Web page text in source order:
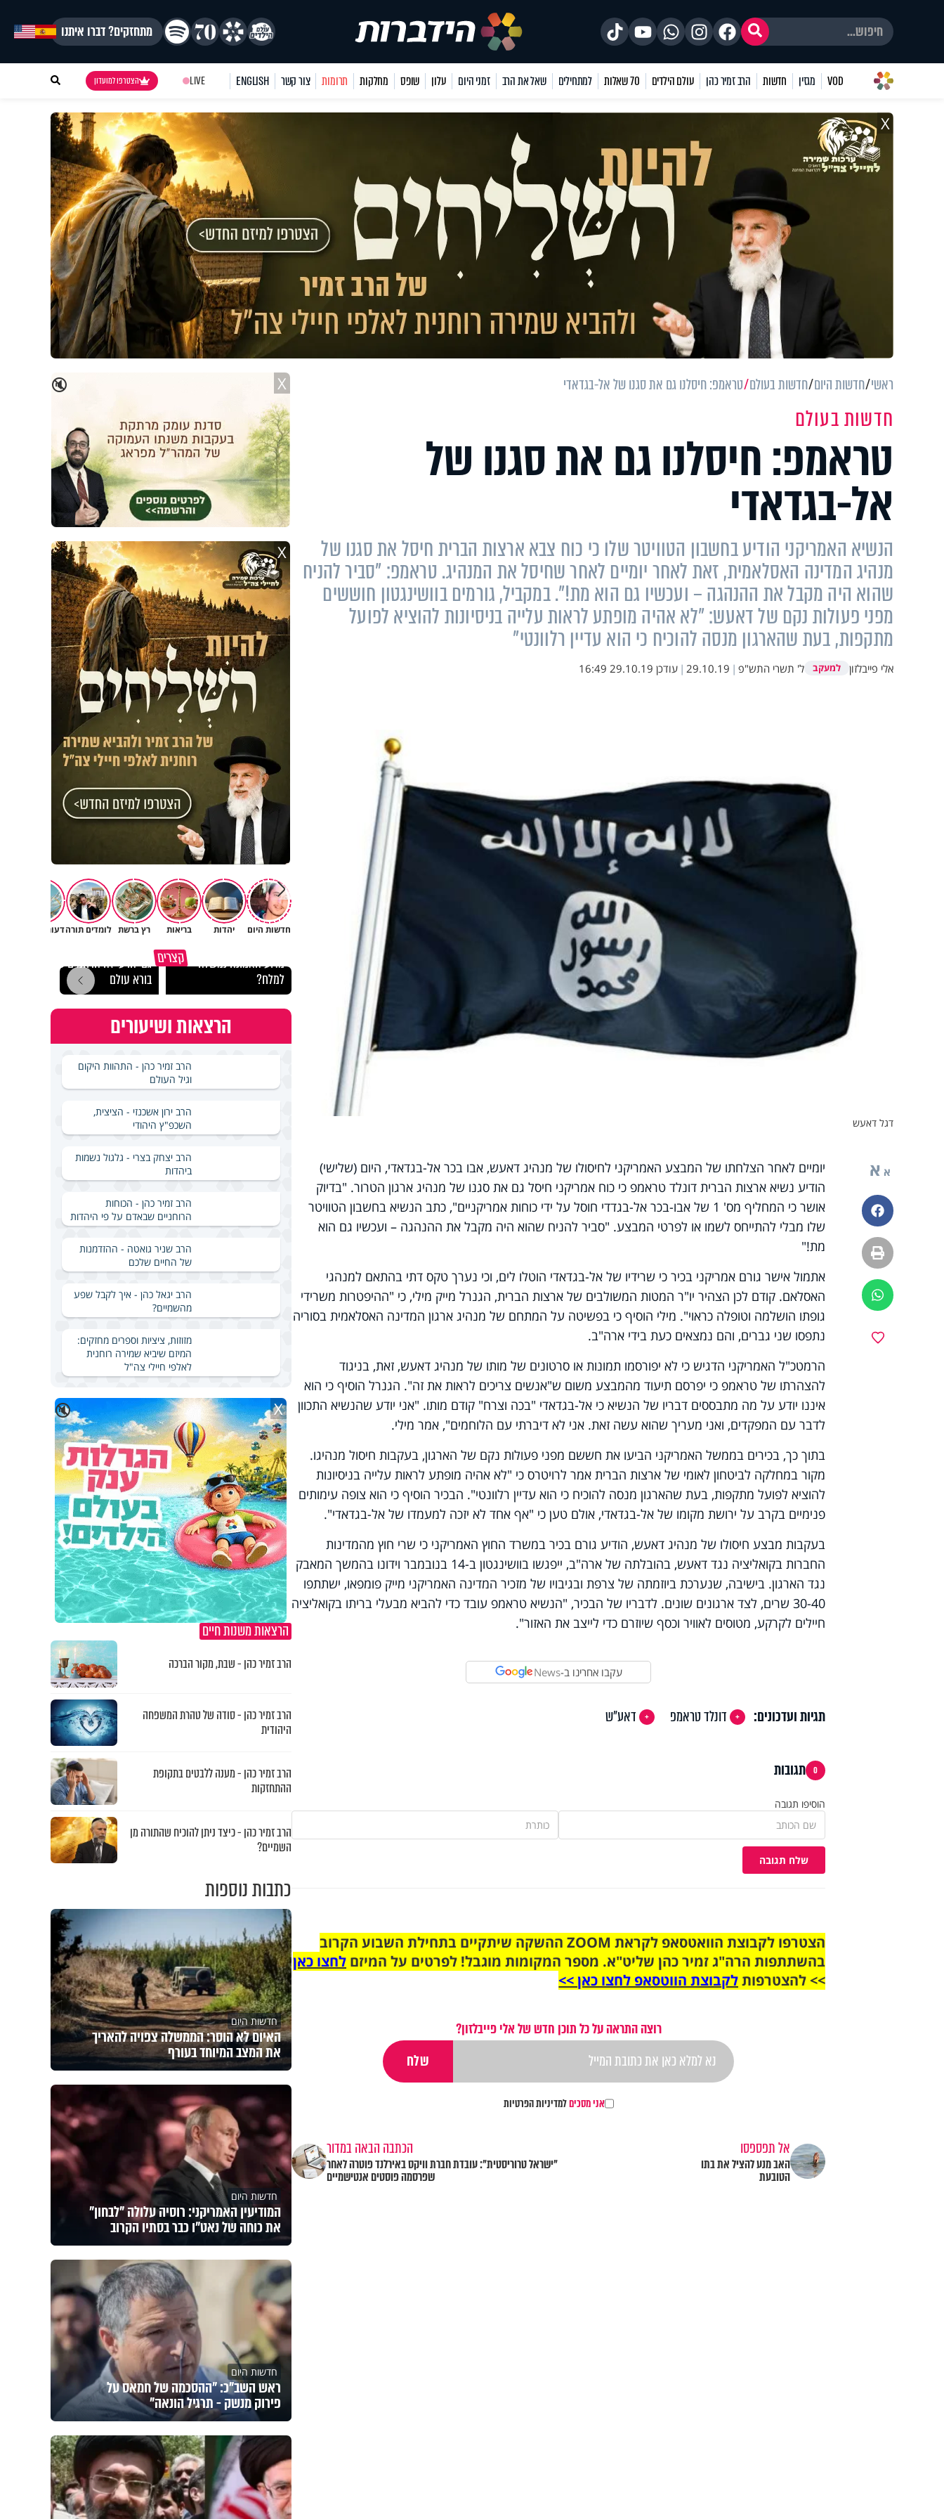
מתחזקים? דברו איתנו
VOD מגזין חדשות הרב זמיר כהן עולם הילדים 70 שאלות למתחילים שאל את הרב זמני היום עלון שופס מחלקות תרומות צור קשר ENGLISH
LIVE הצטרפו למועדון
X
ראשי חדשות היום חדשות בעולם טראמפ: חיסלנו גם את סגנו של אל-בגדאדי
חדשות בעולם
טראמפ: חיסלנו גם את סגנו של
אל-בגדאדי
הנשיא האמריקני הודיע בחשבון הטוויטר שלו כי כוח צבא ארצות הברית חיסל את סגנו של
מנהיג המדינה האסלאמית, זאת לאחר יומיים לאחר שחיסל את המנהיג. טראמפ: "סביר להניח
שהוא היה מקבל את ההנהגה – ועכשיו גם הוא מת!". במקביל, גורמים בוושינגטון חוששים
מפני פעולות נקם של דאעש: "לא אהיה מופתע לראות עלייה בניסיונות להוציא לפועל
מתקפות, בעת שהארגון מנסה להוכיח כי הוא עדיין רלוונטי"
אלי פייבלזון למעקב ל' תשרי התש"פ |
29.10.19
| עודכן 29.10.19 16:49
דגל דאעש
א א
פייסבוק
הדפסה
ווטסאפ
יומיים לאחר הצלחתו של המבצע האמריקני לחיסולו של מנהיג דאעש, אבו בכר אל-בגדאדי, היום (שלישי)
הודיע נשיא ארצות הברית דונלד טראמפ כי כוח אמריקני חיסל גם את סגנו של מנהיג ארגון הטרור. "בדיוק
אושר כי המחליף מס' 1 של אבו-בכר אל-בגדדי חוסל על ידי כוחות אמריקניים", כתב הנשיא בחשבון הטוויטר
שלו מבלי להתייחס לשמו או לפרטי המבצע. "סביר להניח שהוא היה מקבל את ההנהגה – ועכשיו גם הוא
מת!"
אתמול אישר גורם אמריקני בכיר כי שרידיו של אל-בגדאדי הוטלו לים, וכי נערך טקס דתי בהתאם למנהגי
האסלאם. קודם לכן הצהיר יו"ר המטות המשולבים של ארצות הברית, הגנרל מייק מילי, כי "ההיפטרות משרידי
גופתו הושלמה וטופלה כראוי". מילי הוסיף כי בפשיטה על המתחם של מנהיג ארגון המדינה האסלאמית בסוריה
נתפסו שני גברים, והם נמצאים כעת בידי ארה"ב.
הרמטכ"ל האמריקני הדגיש כי לא יפורסמו תמונות או סרטונים של מותו של מנהיג דאעש, זאת, בניגוד
להצהרתו של טראמפ כי יפרסם תיעוד מהמבצע משום ש"אנשים צריכים לראות את זה". הגנרל הוסיף כי הוא
איננו יודע על מה מתבססים דבריו של הנשיא כי אל-בגדאדי "בכה וצרח" קודם מותו. "אני יודע שהנשיא התכוון
לדבר עם המפקדים, ואני מעריך שהוא עשה זאת. אני לא דיברתי עם הלוחמים", אמר מילי.
בתוך כך, בכירים בממשל האמריקני הביעו את חששם מפני פעולות נקם של הארגון, בעקבות חיסול מנהיגו.
מקור במחלקה לביטחון לאומי של ארצות הברית אמר לרויטרס כי "לא אהיה מופתע לראות עלייה בניסיונות
להוציא לפועל מתקפות, בעת שהארגון מנסה להוכיח כי הוא עדיין רלוונטי". הבכיר הוסיף כי הוא צופה עימותים
פנימיים בקרב על ירושת מקומו של אל-בגדאדי, אולם טען כי "אף אחד לא יזכה למעמדו של אל-בגדאדי".
בעקבות מבצע חיסולו של מנהיג דאעש, הודיע גורם בכיר במשרד החוץ האמריקני כי שרי חוץ מהמדינות
החברות בקואליציה נגד דאעש, בהובלתה של ארה"
ב, ייפגשו בוושינגטון ב-14 בנובמבר וידונו בהמשך המאבק
נגד הארגון. בישיבה, שנערכת ביוזמתה של צרפת ובגיבויו של מזכיר המדינה האמריקני מייק פומפאו, ישתתפו
30-40 שרים, לצד ארגונים שונים. לדבריו של הבכיר, "הנשיא טראמפ עובד כדי להביא מבעלי בריתו בקואליציה
חיילים לקרקע, מטוסים לאוויר וכסף שיוזרם כדי לייצב את האזור".
עקבו אחרינו ב-News
תגיות ועדכונים: דונלד טראמפ דאע"ש
0 תגובות
הוסיפו תגובה
שלח תגובה
הצטרפו לקבוצת הוואטסאפ לקראת ZOOM ההשקה שיתקיים בתחילת השבוע הקרוב
בהשתתפות הרה"ג זמיר כהן שליט"א. מספר המקומות מוגבל! לפרטים על המיזם לחצו כאן
>> להצטרפותלקבוצת הווטסאפ לחצו כאן >>
רוצה התראה על כל תוכן חדש של אלי פייבלזון?
אני מסכיםלמדיניות הפרטיות
אל תפספסו
האב מנע להציל את בתו
הטובעת
הכתבה הבאה במדור
"ישראל טרוריסטית": עובדת חברת וויקס באירלנד פוטרה לאחר
שפרסמה פוסטים אנטישמיים
🔇 X
X
חדשות היום יהדות בריאות רץ ברשת לומדים תורהדעות וטורים
קצרים
מדוע האמונה נמשלה
למלח?
גם ׳הרע׳ זה הרחמים של
בורא עולם
הרצאות ושיעורים
הרב זמיר כהן - התהוות היקום
וגיל העולם
הרב ירון אשכנזי - הציצית,
השכפ"ץ היהודי
הרב יצחק בצרי - גלגול נשמות
ביהדות
הרב זמיר כהן - הכוחות
הרוחניים שבאדם על פי היהדות
הרב שניר גואטה - ההזדמנות
של החיים שלכם
הרב יגאל כהן - איך לקבל שפע
מהשמיים?
מזוזות, ציציות וספרים מחזקים:
המיזם שיביא שמירה רוחנית
לאלפי חיילי צה"ל
🔇 X
הרצאות משנות חיים
הרב זמיר כהן - שבת, מקור הברכה
הרב זמיר כהן - סודה של טהרת המשפחה
היהודית
הרב זמיר כהן - מענה ללבטים בתקופת
ההתחזקות
הרב זמיר כהן - כיצד ניתן להוכיח שהתורה מן
השמיים?
כתבות נוספות
חדשות היום
האיום לא הוסר: הממשלה צפויה להאריך
את המצב המיוחד בעורף
חדשות היום
המודיעין האמריקני: רוסיה עלולה "לבחון"
את כוחה של נאט"ו כבר בסתיו הקרוב
חדשות היום
ראש השב"כ: "ההסכמה של חמאס על
פירוק מנשק - תרגיל הונאה"